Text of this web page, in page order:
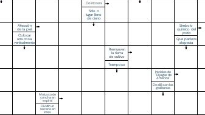
Costosos
Sitio o
lugar lleno
de cieno
Afección
de la piel
Colocar
una cosa
verticalmente
Símbolo
químico del
yodo
Que padece
alopecia
Remueven
la tierra
de cultivo
Tramposo
Iniciales de
''El juglar de
América''
De allá son los
gaditanos
Molusco de
concha en
espiral
Dividir un
terreno en
lotes